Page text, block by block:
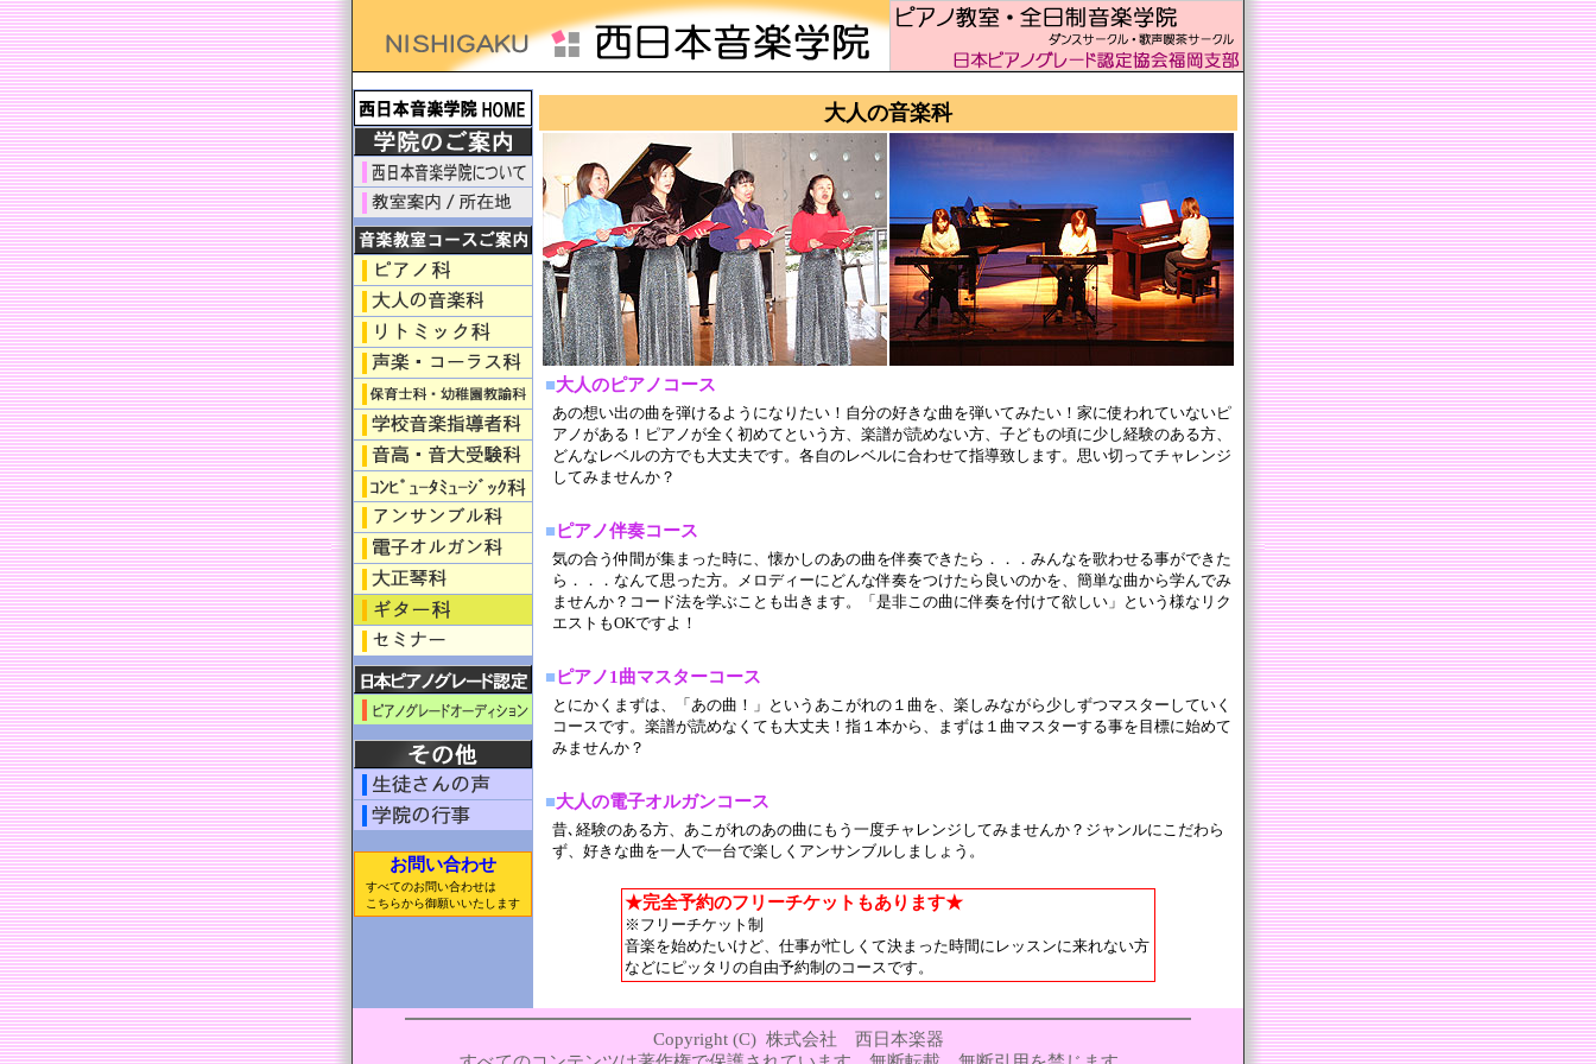
お問い合わせ
すべてのお問い合わせは
こちらから御願いいたします
大人の音楽科
■大人のピアノコース
あの想い出の曲を弾けるようになりたい！自分の好きな曲を弾いてみたい！家に使われていないピ
アノがある！ピアノが全く初めてという方、楽譜が読めない方、子どもの頃に少し経験のある方、
どんなレベルの方でも大丈夫です。各自のレベルに合わせて指導致します。思い切ってチャレンジ
してみませんか？
■ ピアノ伴奏コース
気の合う仲間が集まった時に、懐かしのあの曲を伴奏できたら．．．みんなを歌わせる事ができた
ら．．．なんて思った方。メロディーにどんな伴奏をつけたら良いのかを、簡単な曲から学んでみ
ませんか？コード法を学ぶことも出きます。「是非この曲に伴奏を付けて欲しい」という様なリク
エストもOKですよ！
■ ピアノ1曲マスターコース
とにかくまずは、「あの曲！」というあこがれの１曲を、楽しみながら少しずつマスターしていく
コースです。楽譜が読めなくても大丈夫！指１本から、まずは１曲マスターする事を目標に始めて
みませんか？
■大人の電子オルガンコース
昔､経験のある方、あこがれのあの曲にもう一度チャレンジしてみませんか？ジャンルにこだわら
ず、好きな曲を一人で一台で楽しくアンサンブルしましょう。
★完全予約のフリーチケットもあります★
※フリーチケット制
音楽を始めたいけど、仕事が忙しくて決まった時間にレッスンに来れない方
などにピッタリの自由予約制のコースです。
Copyright (C) 株式会社 西日本楽器